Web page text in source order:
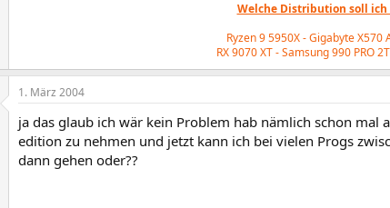
Welche Distribution soll ich
Ryzen 9 5950X - Gigabyte X570
RX 9070 XT - Samsung 990 PRO
1. März 2004
ja das glaub ich wär kein Problem hab nämlich schon
edition zu nehmen und jetzt kann ich bei vielen Progs
dann gehen oder??